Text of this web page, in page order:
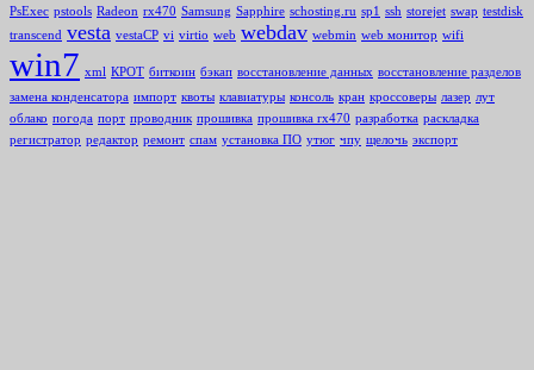
PsExec pstools Radeon rx470 Samsung Sapphire schosting.ru sp1 ssh storejet swap testdisk
transcend vesta vestaCP vi virtio web webdav webmin web монитор wifi
win7 xml КРОТ биткоин бэкап восстановление данных восстановление разделов
замена конденсатора импорт квоты клавиатуры консоль кран кроссоверы лазер лут
облако погода порт проводник прошивка прошивка rx470 разработка раскладка
регистратор редактор ремонт спам установка ПО утюг чпу щелочь экспорт